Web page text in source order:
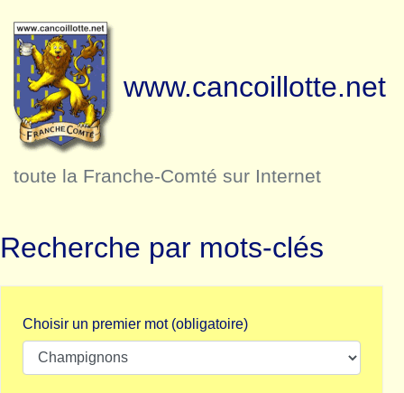
www.cancoillotte.net
toute la Franche-Comté sur Internet
Recherche par mots-clés
Choisir un premier mot (obligatoire)